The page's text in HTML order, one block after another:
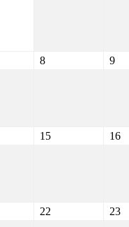
8 9
15 16
22 23